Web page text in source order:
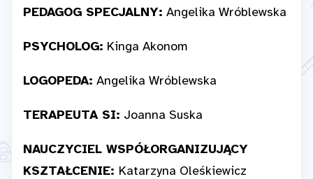
PEDAGOG SPECJALNY: Angelika Wróblewska
PSYCHOLOG: Kinga Akonom
LOGOPEDA: Angelika Wróblewska
TERAPEUTA SI: Joanna Suska
NAUCZYCIEL WSPÓŁORGANIZUJĄCY
KSZTAŁCENIE: Katarzyna Oleśkiewicz